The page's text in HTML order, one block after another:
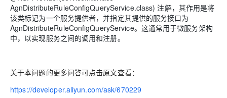
AgnDistributeRuleConfigQueryService.class) 注解，其作用是将
该类标记为一个服务提供者，并指定其提供的服务接口为
AgnDistributeRuleConfigQueryService。这通常用于微服务架构
中，以实现服务之间的调用和注册。
关于本问题的更多问答可点击原文查看：
https://developer.aliyun.com/ask/670229